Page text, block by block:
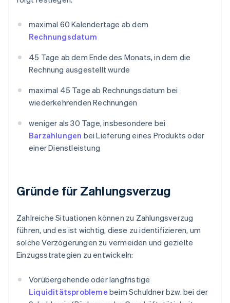
maximal 60 Kalendertage ab dem
Rechnungsdatum
45 Tage ab dem Ende des Monats, in dem die
Rechnung ausgestellt wurde
maximal 45 Tage ab Rechnungsdatum bei
wiederkehrenden Rechnungen
weniger als 30 Tage, insbesondere bei
Barzahlungen bei Lieferung eines Produkts oder
einer Dienstleistung
Gründe für Zahlungsverzug
Zahlreiche Situationen können zu Zahlungsverzug
führen, und es ist wichtig, diese zu identifizieren, um
solche Verzögerungen zu vermeiden und gezielte
Einzugsstrategien zu entwickeln:
Vorübergehende oder langfristige
Liquiditätsprobleme beim Schuldner bzw. bei der